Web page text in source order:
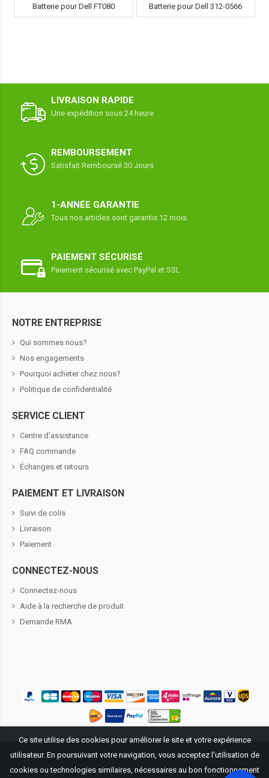
Batterie pour Dell FT080 Batterie pour Dell 312-0566
LIVRAISON RAPIDE
Une expédition sous 24 heure
REMBOURSEMENT
Satisfait Remboursé 30 Jours
1-ANNÉE GARANTIE
Tous nos articles sont garantis 12 mois.
PAIEMENT SÉCURISÉ
Paiement sécurisé avec PayPal et SSL
NOTRE ENTREPRISE
Qui sommes nous?
Nos engagements
Pourquoi acheter chez nous?
Politique de confidentialité
SERVICE CLIENT
Centre d'assistance
FAQ commande
Échanges et retours
PAIEMENT ET LIVRAISON
Suivi de colis
Livraison
Paiement
CONNECTEZ-NOUS
Connectez-nous
Aide à la recherche de produit
Demande RMA
Propriété littéraire ©2026 BatteriePourDell.fr. Tous droits réservés.
Tous les logos et les marques mentionnées sur ce site Web sont
Ce site utilise des cookies pour améliorer le site et votre expérience
utilisateur. En poursuivant votre navigation, vous acceptez l'utilisation de
cookies ou technologies similaires, nécessaires au bon fonctionnement